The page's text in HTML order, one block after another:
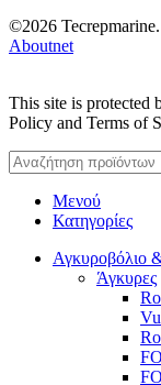
©2026
Aboutnet
This site is protected
Policy and Terms of
Μενού
Κατηγορίες
Αγκυροβόλιο
Άγκυρες